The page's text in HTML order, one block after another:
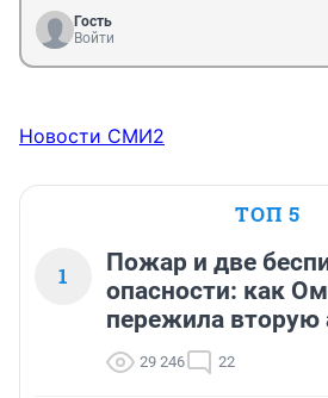
Гость
Войти
Новости СМИ2
ТОП 5
1
Пожар и две
опасности: как
пережила
29 246 22